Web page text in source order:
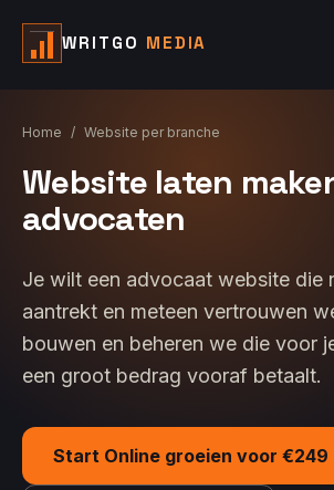
WRITGO MEDIA
Home / Website per branche
Website laten
advocaten
Je wilt een advocaat website die
aantrekt en meteen vertrouwen
bouwen en beheren we die voor
een groot bedrag vooraf betaalt.
Start Online groeien voor €249